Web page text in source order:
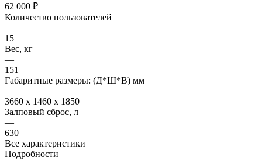
62 000 ₽
Количество пользователей
—
15
Вес, кг
—
151
Габаритные размеры: (Д*Ш*В) мм
—
3660 x 1460 x 1850
Залповый сброс, л
—
630
Все характеристики
Подробности